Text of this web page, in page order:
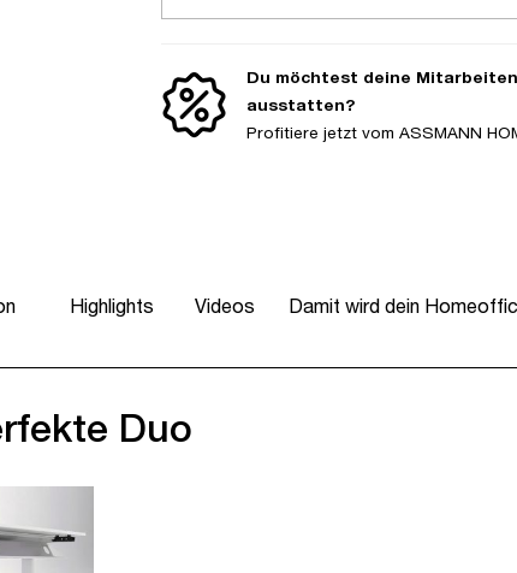
Du möchtest deine
ausstatten?
Profitiere jetzt vom ASSMANN
Highlights Videos Damit wird dein
Duo